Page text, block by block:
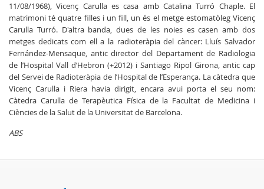
11/08/1968), Vicenç Carulla es casa amb Catalina Turró Chaple. El
matrimoni té quatre filles i un fill, un és el metge estomatòleg Vicenç
Carulla Turró. D'altra banda, dues de les noies es casen amb dos
metges dedicats com ell a la radioteràpia del càncer: Lluís Salvador
Fernández-Mensaque, antic director del Departament de Radiologia
de l’Hospital Vall d’Hebron (+2012) i Santiago Ripol Girona, antic cap
del Servei de Radioteràpia de l’Hospital de l’Esperança. La càtedra que
Vicenç Carulla i Riera havia dirigit, encara avui porta el seu nom:
Càtedra Carulla de Terapèutica Física de la Facultat de Medicina i
Ciències de la Salut de la Universitat de Barcelona.
ABS